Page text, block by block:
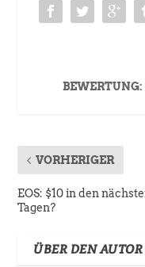
BEWERTUNG:
VORHERIGER
EOS: $10 in den
Tagen?
ÜBER DEN AUTOR